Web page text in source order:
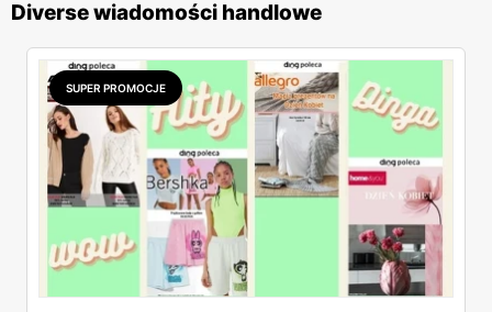
Diverse wiadomości handlowe
SUPER PROMOCJE